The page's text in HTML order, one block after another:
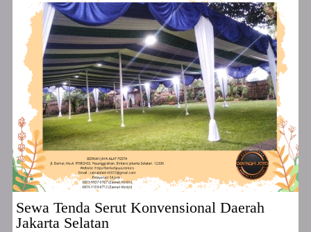
Sewa Tenda Serut Konvensional Daerah
Jakarta Selatan